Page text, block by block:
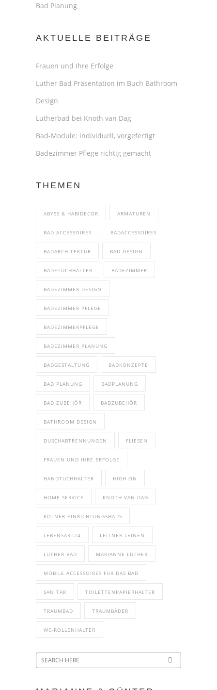
Bad Planung
AKTUELLE BEITRÄGE
Frauen und Ihre Erfolge
Luther Bad Präsentation im Buch Bathroom
Design
Lutherbad bei Knoth van Dag
Bad-Module: individuell, vorgefertigt
Badezimmer Pflege richtig gemacht
THEMEN
ABYSS & HABIDECOR ARMATUREN
BAD ACCESSOIRES BADACCESSOIRES
BADARCHITEKTUR BAD DESIGN
BADETUCHHALTER BADEZIMMER
BADEZIMMER DESIGN
BADEZIMMER PFLEGE
BADEZIMMERPFLEGE
BADEZIMMER PLANUNG
BADGESTALTUNG BADKONZEPTE
BAD PLANUNG BADPLANUNG
BAD ZUBEHÖR BADZUBEHÖR
BATHROOM DESIGN
DUSCHABTRENNUNGEN FLIESEN
FRAUEN UND IHRE ERFOLGE
HANDTUCHHALTER HIGH ON
HOME SERVICE KNOTH VAN DAG
KÖLNER EINRICHTUNGSHAUS
LEBENSART24 LEITNER LEINEN
LUTHER BAD MARIANNE LUTHER
MOBILE ACCESSOIRES FÜR DAS BAD
SANITÄR TOILETTENPAPIERHALTER
TRAUMBAD TRAUMBÄDER
WC-ROLLENHALTER